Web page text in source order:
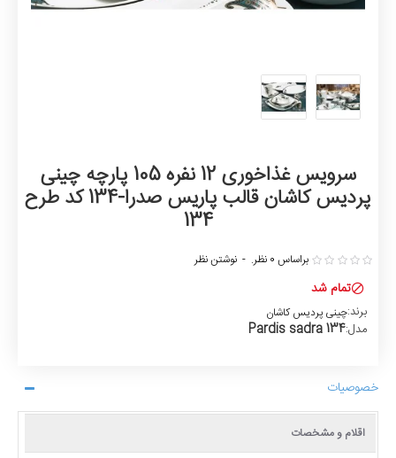
سرویس غذاخوری 12 نفره 105 پارچه چینی
پردیس کاشان قالب پاریس صدرا-134 کد طرح
134
تمام شد
برند:چینی پردیس کاشان
مدل:Pardis sadra 134
براساس 0 نظر. - نوشتن نظر
خصوصیات
اقلام و مشخصات